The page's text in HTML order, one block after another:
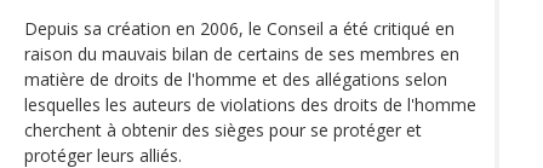
Depuis sa création en 2006, le Conseil a été critiqué en
raison du mauvais bilan de certains de ses membres en
matière de droits de l'homme et des allégations selon
lesquelles les auteurs de violations des droits de l'homme
cherchent à obtenir des sièges pour se protéger et
protéger leurs alliés.